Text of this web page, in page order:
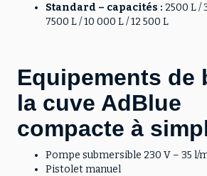
Standard – capacités : 2500 L /
7500 L / 10 000 L / 12 500 L
Equipements de
la cuve AdBlue
compacte à
Pompe submersible 230 V – 35 l/
Pistolet manuel